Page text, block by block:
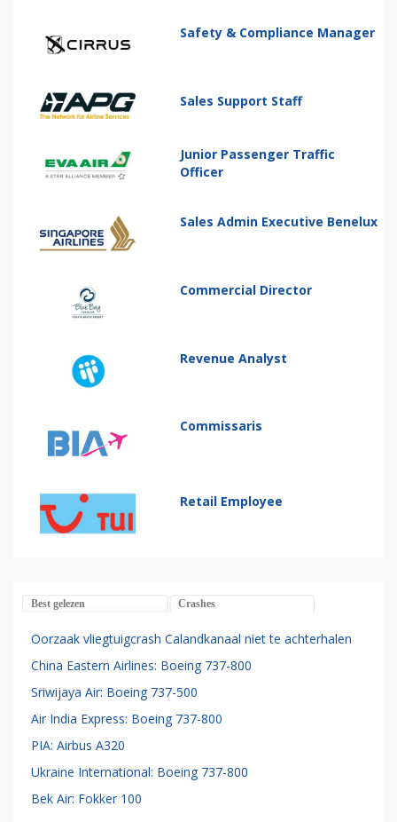
Safety & Compliance Manager
Sales Support Staff
Junior Passenger Traffic
Officer
Sales Admin Executive Benelux
Commercial Director
Revenue Analyst
Commissaris
Retail Employee
Best gelezen Crashes
Oorzaak vliegtuigcrash Calandkanaal niet te achterhalen
China Eastern Airlines: Boeing 737-800
Sriwijaya Air: Boeing 737-500
Air India Express: Boeing 737-800
PIA: Airbus A320
Ukraine International: Boeing 737-800
Bek Air: Fokker 100